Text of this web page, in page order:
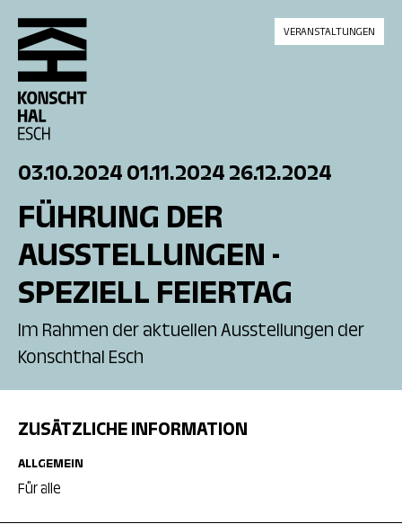
skip_to_content
VERANSTALTUNGEN
03.10.202401.11.202426.12.2024
FÜHRUNG DER
AUSSTELLUNGEN -
SPEZIELL FEIERTAG
Im Rahmen der aktuellen Ausstellungen der
Konschthal Esch
ZUSÄTZLICHE INFORMATION
ALLGEMEIN
Für alle